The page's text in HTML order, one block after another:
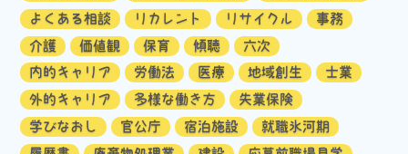
よくある相談
リカレント リサイクル
事務
介護
価値観 保育 傾聴
六次
内的キャリア
労働法 医療 地域創生
士業
外的キャリア
多様な働き方
失業保険
学びなおし
官公庁 宿泊施設
就職氷河期